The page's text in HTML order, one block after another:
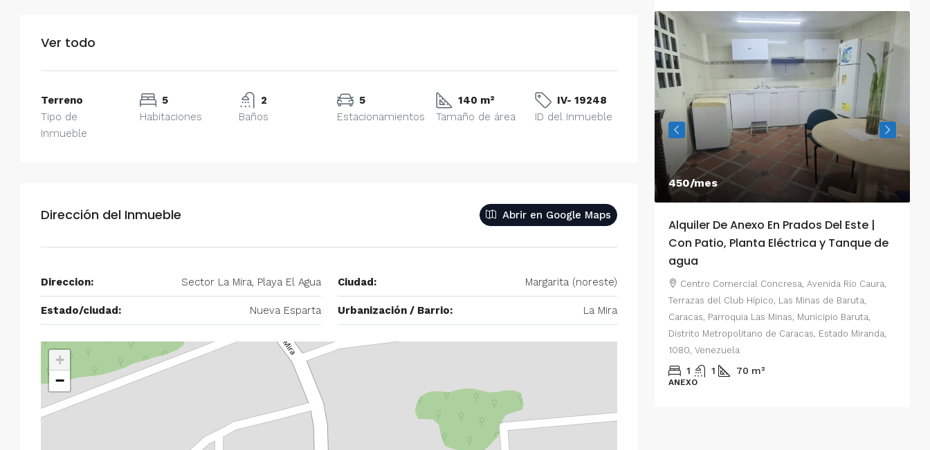
Ver todo
Terreno
Tipo de
Inmueble
5
Habitaciones
2
Baños
5
Estacionamientos
140 m²
Tamaño de área
IV- 19248
ID del Inmueble
Dirección del Inmueble Abrir en Google Maps
Direccion: Sector La Mira, Playa El Agua Ciudad: Margarita (noreste)
Estado/ciudad: Nueva Esparta Urbanización / Barrio: La Mira
+
−
Habitaciones, 2 Baños, Patio. Amoblado
Centro Comercial Concresa, Avenida Principal de
Este, Caracas, Parroquia Nuestra Señora del Rosario,
Estado Miranda, 1080, Venezuela
Caracas | Con Planta y tanque
subterráneo
Estado Miranda, 1080, Venezuela
1 20 m²
ANEXO
450/mes
Alquiler De Anexo En Prados Del Este |
Con Patio, Planta Eléctrica y Tanque de
agua
Centro Comercial Concresa, Avenida Río Caura,
Terrazas del Club Hípico, Las Minas de Baruta,
Caracas, Parroquia Las Minas, Municipio Baruta,
Distrito Metropolitano de Caracas, Estado Miranda,
1080, Venezuela
1 1 70 m²
ANEXO